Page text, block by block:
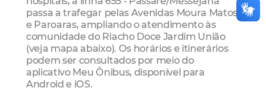
passa a trafegar pelas Avenidas Moura Matos
e Paroaras, ampliando o atendimento às
comunidade do Riacho Doce Jardim União
(veja mapa abaixo). Os horários e itinerários
podem ser consultados por meio do
aplicativo Meu Ônibus, disponível para
Android e iOS.